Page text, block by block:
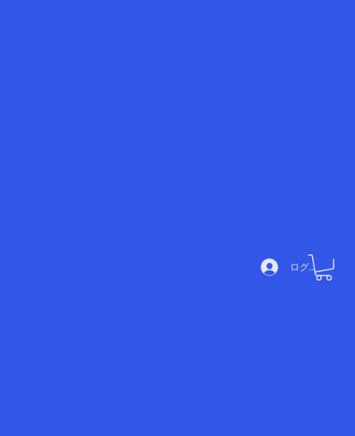
ログイン